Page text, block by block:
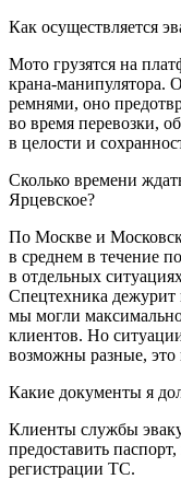
Как осуществляется
Мото грузятся на
крана-манипулятора.
ремнями, оно
во время перевозки,
в целости и
Сколько времени
Ярцевское?
По Москве и
в среднем в течение
в отдельных
Спецтехника
мы могли
клиентов. Но
возможны разные,
Какие документы я
Клиенты службы
предоставить
регистрации ТС.